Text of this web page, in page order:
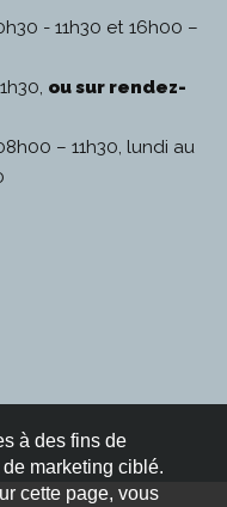
- 11h30 et 16h00 –
ou sur rendez-
– 11h30, lundi au
à des fins de
marketing ciblé.
cette page, vous